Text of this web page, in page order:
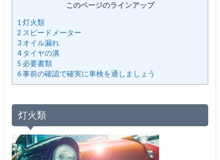
このページのラインアップ
1 灯火類
2 スピードメーター
3オイル漏れ
4タイヤの溝
5 必要書類
6事前の確認で確実に車検を通しましょう
灯火類